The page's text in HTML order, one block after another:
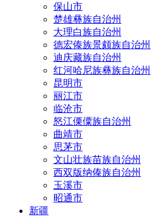
保山市
楚雄彝族自治州
大理白族自治州
德宏傣族景颇族自治州
迪庆藏族自治州
红河哈尼族彝族自治州
昆明市
丽江市
临沧市
怒江傈僳族自治州
曲靖市
思茅市
文山壮族苗族自治州
西双版纳傣族自治州
玉溪市
昭通市
新疆